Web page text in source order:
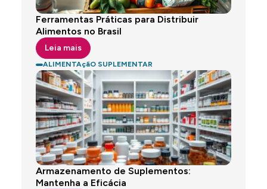
Ferramentas Práticas para Distribuir
Alimentos no Brasil
Leia mais
ALIMENTAçãO SUPLEMENTAR
Armazenamento de Suplementos:
Mantenha a Eficácia